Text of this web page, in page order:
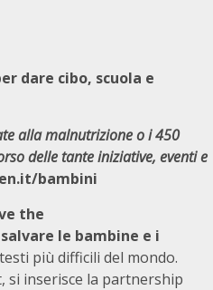
dare cibo, scuola e
alla malnutrizione o i 450
delle tante iniziative, eventi e
bambini
the
le bambine e i
più difficili del mondo.
si inserisce la partnership